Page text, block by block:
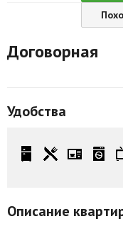
Способы оплаты
Договорная
Удобства
Описание